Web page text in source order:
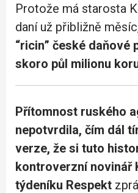
Protože má starosta
daní už přibližně
“ricin” české daňové
skoro půl milionu
Přítomnost ruského
nepotvrdila, čím dál
verze, že si tuto
kontroverzní novinář
týdeníku Respekt